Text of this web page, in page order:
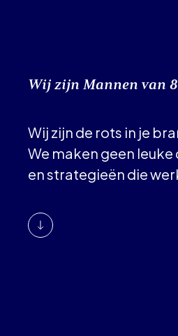
Wij zijn Mannen van
Wij zijn de rots in je
We maken geen
en strategieën die